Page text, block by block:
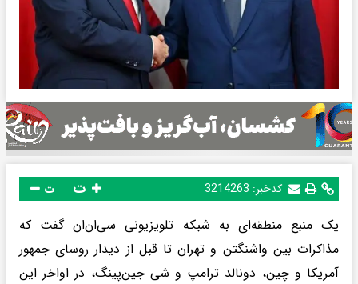
کدخبر: 3214263 ت
یک منبع منطقه‌ای به شبکه تلویزیونی سی‌ان‌ان گفت که
مذاکرات بین واشنگتن و تهران تا قبل از دیدار روسای جمهور
آمریکا و چین، دونالد ترامپ و شی جین‌پینگ، در اواخر این